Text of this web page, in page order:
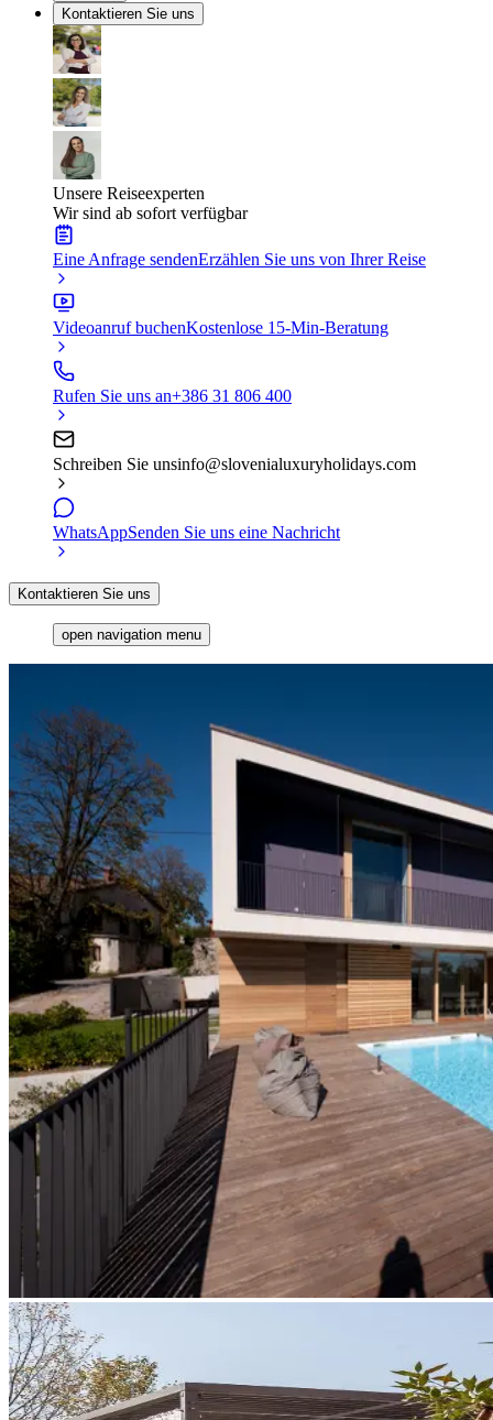
Kontaktieren Sie uns
Unsere Reiseexperten
Wir sind ab sofort verfügbar
Eine Anfrage sendenErzählen Sie uns von Ihrer Reise
Videoanruf buchenKostenlose 15-Min-Beratung
Rufen Sie uns an+386 31 806 400
Schreiben Sie unsinfo@slovenialuxuryholidays.com
WhatsAppSenden Sie uns eine Nachricht
Kontaktieren Sie uns
open navigation menu